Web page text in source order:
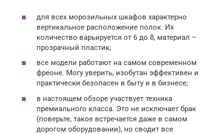
для всех морозильных шкафов характерно
вертикальное расположение полок. Их
количество варьируется от 6 до 8, материал –
прозрачный пластик;
все модели работают на самом современном
фреоне. Могу уверить, изобутан эффективен и
практически безопасен в быту и в бизнесе;
в настоящем обзоре участвует техника
премиального класса. Это не исключает брак
(поверьте, такое встречается даже в самом
дорогом оборудовании), но сводит все